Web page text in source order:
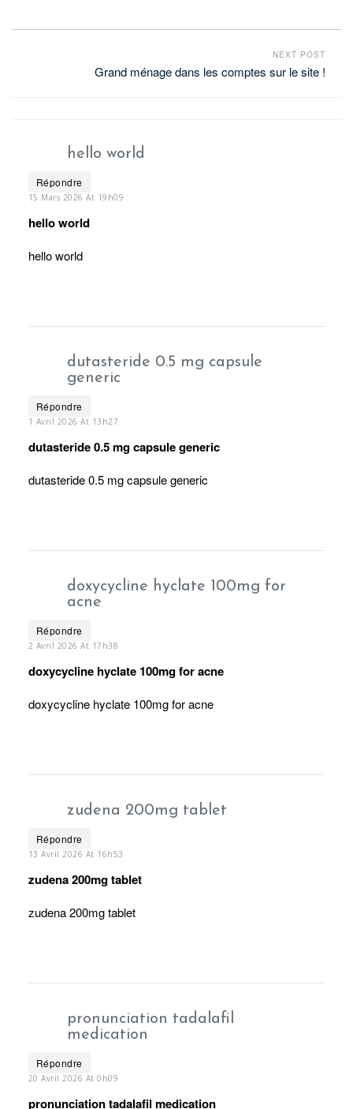
NEXT POST
Grand ménage dans les comptes sur le site !​
hello world
Répondre
15 Mars 2026 At 19h09
hello world
hello world
dutasteride 0.5 mg capsule
generic
Répondre
1 Avril 2026 At 13h27
dutasteride 0.5 mg capsule generic
dutasteride 0.5 mg capsule generic
doxycycline hyclate 100mg for
acne
Répondre
2 Avril 2026 At 17h38
doxycycline hyclate 100mg for acne
doxycycline hyclate 100mg for acne
zudena 200mg tablet
Répondre
13 Avril 2026 At 16h53
zudena 200mg tablet
zudena 200mg tablet
pronunciation tadalafil
medication
Répondre
20 Avril 2026 At 0h09
pronunciation tadalafil medication